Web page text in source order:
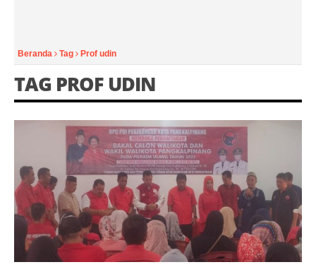
Beranda Tag Prof udin
TAG PROF UDIN